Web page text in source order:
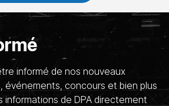
informé de nos nouveaux
événements, concours et bien plus
informations de DPA directement